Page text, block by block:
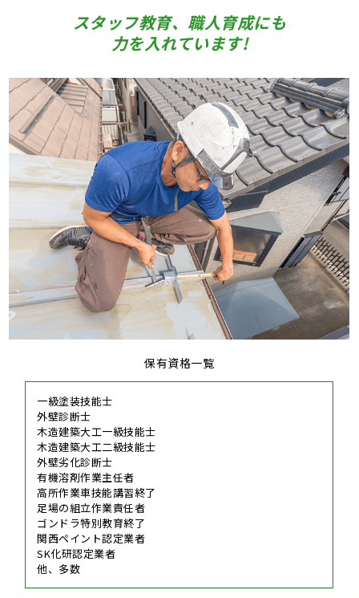
スタッフ教育、職人育成にも
力を入れています!
保有資格一覧
一級塗装技能士
外壁診断士
木造建築大工一級技能士
木造建築大工二級技能士
外壁劣化診断士
有機溶剤作業主任者
高所作業車技能講習終了
足場の組立作業責任者
ゴンドラ特別教育終了
関西ペイント認定業者
SK化研認定業者
他、多数